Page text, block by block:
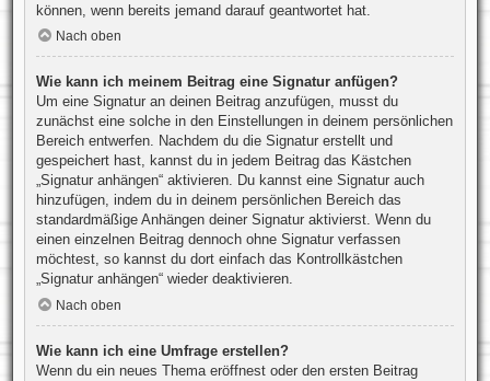
können, wenn bereits jemand darauf geantwortet hat.
Nach oben
Wie kann ich meinem Beitrag eine Signatur anfügen?
Um eine Signatur an deinen Beitrag anzufügen, musst du
zunächst eine solche in den Einstellungen in deinem persönlichen
Bereich entwerfen. Nachdem du die Signatur erstellt und
gespeichert hast, kannst du in jedem Beitrag das Kästchen
„Signatur anhängen“ aktivieren. Du kannst eine Signatur auch
hinzufügen, indem du in deinem persönlichen Bereich das
standardmäßige Anhängen deiner Signatur aktivierst. Wenn du
einen einzelnen Beitrag dennoch ohne Signatur verfassen
möchtest, so kannst du dort einfach das Kontrollkästchen
„Signatur anhängen“ wieder deaktivieren.
Nach oben
Wie kann ich eine Umfrage erstellen?
Wenn du ein neues Thema eröffnest oder den ersten Beitrag